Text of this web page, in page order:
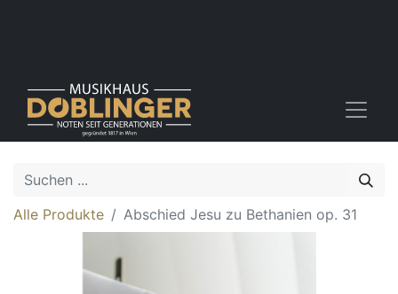
Alle Produkte Abschied Jesu zu Bethanien op. 31